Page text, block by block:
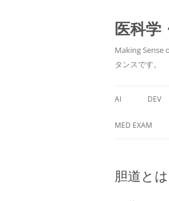
医科学
Making Sense
タンスです。
AI DEV
MED EXAM
胆道と